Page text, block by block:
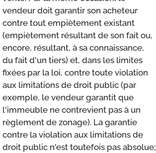
vendeur doit garantir son acheteur
contre tout empiètement existant
(empiètement résultant de son fait ou,
encore, résultant, à sa connaissance,
du fait d'un tiers) et, dans les limites
fixées par la loi, contre toute violation
aux limitations de droit public (par
exemple, le vendeur garantit que
l'immeuble ne contrevient pas à un
règlement de zonage). La garantie
contre la violation aux limitations de
droit public n'est toutefois pas absolue;